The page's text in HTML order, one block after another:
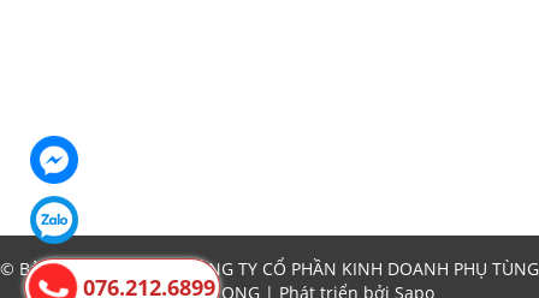
© Bản quyền thuộc về CÔNG TY CỔ PHẦN KINH DOANH PHỤ TÙNG
Ô TÔ THĂNG LONG | Phát triển bởi Sapo
076.212.6899